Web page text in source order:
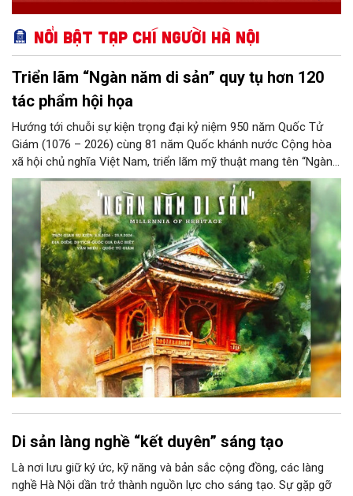
Nổi bật Tạp chí Người Hà Nội
Triển lãm “Ngàn năm di sản” quy tụ hơn 120
tác phẩm hội họa
Hướng tới chuỗi sự kiện trọng đại kỷ niệm 950 năm Quốc Tử
Giám (1076 – 2026) cùng 81 năm Quốc khánh nước Cộng hòa
xã hội chủ nghĩa Việt Nam, triển lãm mỹ thuật mang tên “Ngàn
năm di sản” sẽ chính thức khai mạc vào ngày 8/8 tại Nhà Thái
Học, Di tích Quốc gia đặc biệt Văn Miếu – Quốc Tử Giám. Sự
kiện kéo dài đến ngày 25/9/2026 hứa hẹn trở thành điểm đến
văn hóa đầy sức hút, góp phần làm phong phú đời sống nghệ
thuật của Thủ đô trong mùa thu này.
Di sản làng nghề “kết duyên” sáng tạo
Là nơi lưu giữ ký ức, kỹ năng và bản sắc cộng đồng, các làng
nghề Hà Nội dần trở thành nguồn lực cho sáng tạo. Sự gặp gỡ